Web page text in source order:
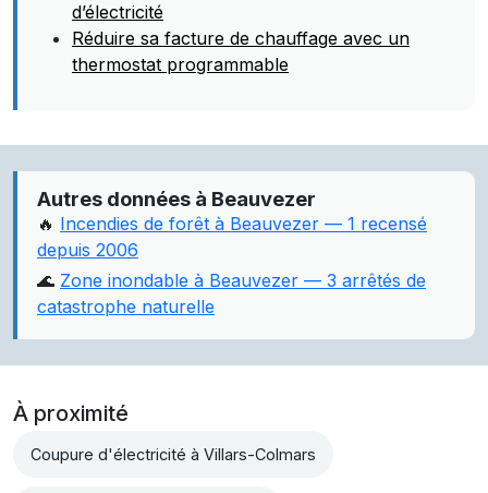
d’électricité
Réduire sa facture de chauffage avec un
thermostat programmable
Autres données à Beauvezer
🔥 Incendies de forêt à Beauvezer — 1 recensé
depuis 2006
🌊 Zone inondable à Beauvezer — 3 arrêtés de
catastrophe naturelle
À proximité
Coupure d'électricité à Villars-Colmars